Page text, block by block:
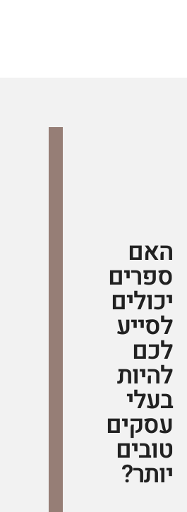
האם
ספרים
יכולים
לסייע
לכם
להיות
בעלי
עסקים
טובים
יותר?